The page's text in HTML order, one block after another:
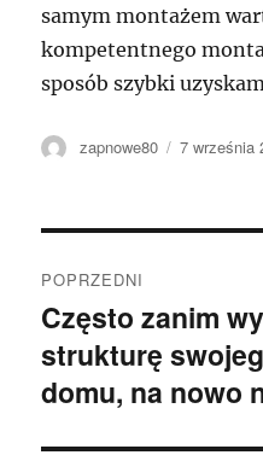
samym montażem
kompetentnego
sposób szybki
Autor
zapnowe80
Data
7 września
wpisu
POPRZEDNI
Poprzedni
wpis:
Często zanim
strukturę
domu, na nowo